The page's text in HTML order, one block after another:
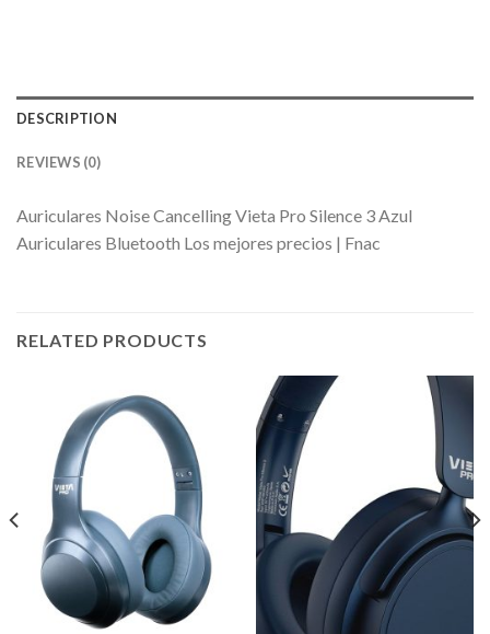
DESCRIPTION
REVIEWS (0)
Auriculares Noise Cancelling Vieta Pro Silence 3 Azul
Auriculares Bluetooth Los mejores precios | Fnac
RELATED PRODUCTS